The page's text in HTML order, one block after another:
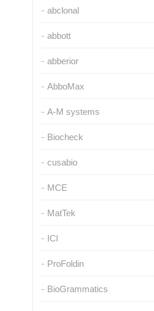
abclonal
abbott
abberior
AbboMax
A-M systems
Biocheck
cusabio
MCE
MatTek
ICl
ProFoldin
BioGrammatics